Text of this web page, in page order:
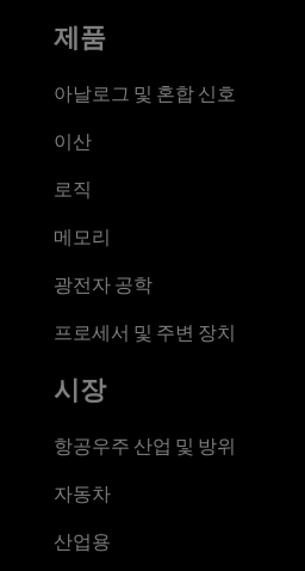
제품
아날로그 및 혼합 신호
이산
로직
메모리
광전자 공학
프로세서 및 주변 장치
시장
항공우주 산업 및 방위
자동차
산업용